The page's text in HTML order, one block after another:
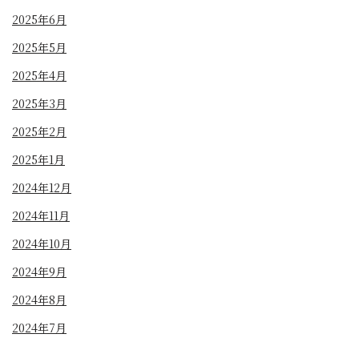
2025年6月
2025年5月
2025年4月
2025年3月
2025年2月
2025年1月
2024年12月
2024年11月
2024年10月
2024年9月
2024年8月
2024年7月